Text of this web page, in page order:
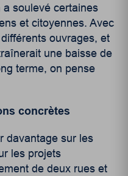
soulevé certaines
et citoyennes. Avec
ouvrages, et
une baisse de
terme, on pense
concrètes
davantage sur les
les projets
de deux rues et